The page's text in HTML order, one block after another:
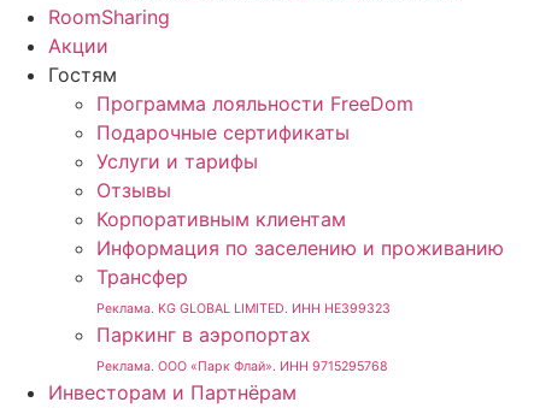
RoomSharing
Акции
Гостям
Программа лояльности FreeDom
Подарочные сертификаты
Услуги и тарифы
Отзывы
Корпоративным клиентам
Информация по заселению и проживанию
Трансфер
Реклама. KG GLOBAL LIMITED. ИНН HE399323
Паркинг в аэропортах
Реклама. ООО «Парк Флай». ИНН 9715295768
Инвесторам и Партнёрам